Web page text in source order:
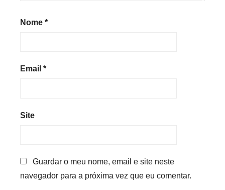
Nome *
Email *
Site
Guardar o meu nome, email e site neste
navegador para a próxima vez que eu comentar.